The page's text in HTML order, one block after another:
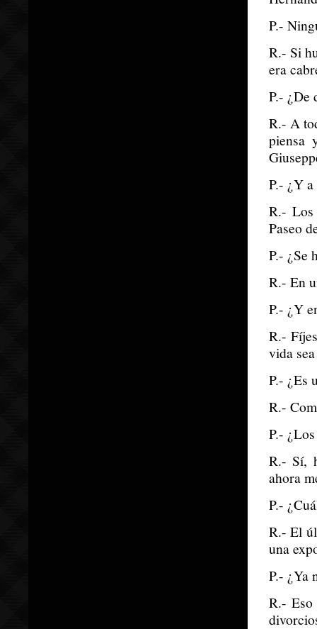
P.-
R.- Si
era
P.- ¿De
R.- A
piensa
P.- ¿Y
R.- Los
Paseo
P.- ¿Se
R.- En
P.- ¿Y
R.-
vida
P.- ¿Es
R.-
P.-
R.- Sí,
ahora
P.-
R.- El
una
P.- ¿Ya
R.- Eso